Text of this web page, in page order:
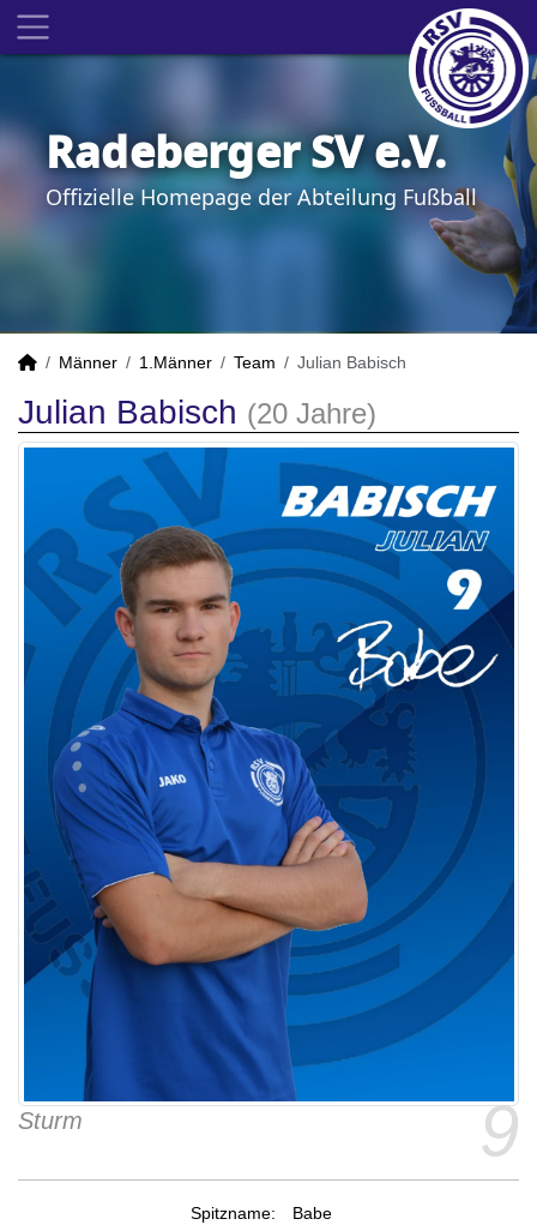
Radeberger SV e.V.
Offizielle Homepage der Abteilung Fußball
Männer 1.Männer Team Julian Babisch
Julian Babisch (20 Jahre)
9
Sturm
Spitzname:
Babe